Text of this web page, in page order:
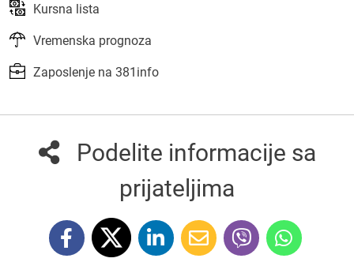
Kursna lista
Vremenska prognoza
Zaposlenje na 381info
Podelite informacije sa
prijateljima